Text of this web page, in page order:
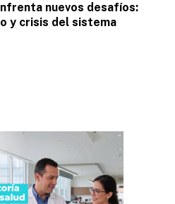
nuevos desafíos:
y crisis del sistema